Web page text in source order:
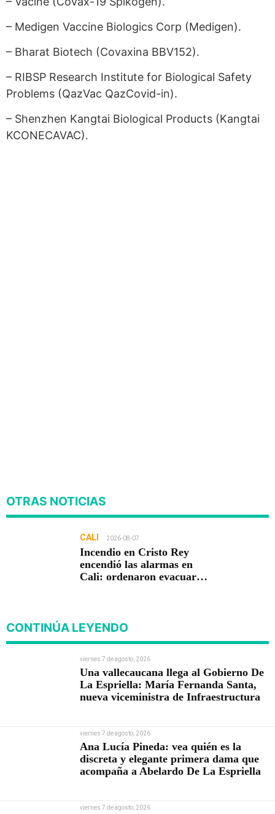
– Medigen Vaccine Biologics Corp (Medigen).
– Bharat Biotech (Covaxina BBV152).
– RIBSP Research Institute for Biological Safety
Problems (QazVac QazCovid-in).
– Shenzhen Kangtai Biological Products (Kangtai
KCONECAVAC).
OTRAS NOTICIAS
CALI 2026-08-07
Incendio en Cristo Rey
encendió las alarmas en
Cali: ordenaron evacuar
CONTINÚA LEYENDO
viernes 7 de agosto, 2026
Una vallecaucana llega al Gobierno De
La Espriella: María Fernanda Santa,
nueva viceministra de Infraestructura
viernes 7 de agosto, 2026
Ana Lucía Pineda: vea quién es la
discreta y elegante primera dama que
acompaña a Abelardo De La Espriella
viernes 7 de agosto, 2026